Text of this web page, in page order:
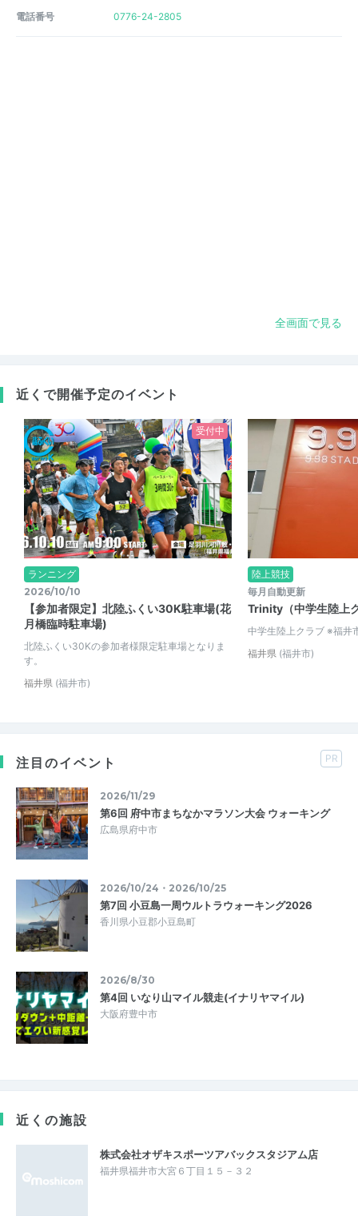
電話番号 0776-24-2805
全画面で見る
近くで開催予定のイベント
受付中
ランニング
2026/10/10
【参加者限定】北陸ふくい30K駐車場(花
月橋臨時駐車場)
北陸ふくい30Kの参加者様限定駐車場となりま
す。
福井県 (福井市)
陸上競技
毎月自動更新
Trinity（中学生陸上
中学生陸上クラブ ※福井
福井県 (福井市)
注目のイベント PR
2026/11/29
第6回 府中市まちなかマラソン大会 ウォーキング
広島県府中市
2026/10/24・2026/10/25
第7回 小豆島一周ウルトラウォーキング2026
香川県小豆郡小豆島町
2026/8/30
第4回 いなり山マイル競走(イナリヤマイル)
大阪府豊中市
近くの施設
株式会社オザキスポーツアバックスタジアム店
福井県福井市大宮６丁目１５－３２